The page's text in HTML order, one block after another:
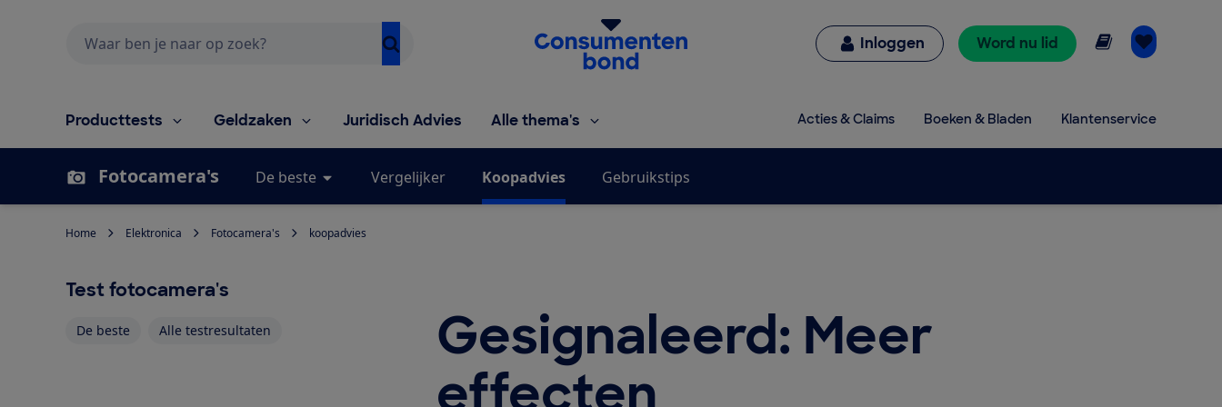
Homepage van de Consumentenbond
Inloggen Word nu lid Online lezen
Producttests Geldzaken Juridisch Advies Alle thema's Acties & Claims Boeken & Bladen Klantenservice
Fotocamera's De beste Vergelijker Koopadvies Gebruikstips
Home Elektronica Fotocamera's koopadvies
Gesignaleerd: Meer
effecten
Test fotocamera's
De beste Alle testresultaten